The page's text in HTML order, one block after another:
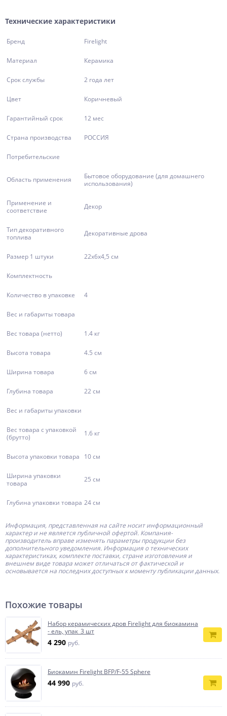
Технические характеристики
Бренд Firelight
Материал Керамика
Срок службы 2 года лет
Цвет Коричневый
Гарантийный срок 12 мес
Страна производства РОССИЯ
Потребительские
Область применения
Бытовое оборудование (для домашнего
использования)
Применение и
соответствие
Декор
Тип декоративного
топлива
Декоративные дрова
Размер 1 штуки 22х6х4,5 см
Комплектность
Количество в упаковке 4
Вес и габариты товара
Вес товара (нетто) 1.4 кг
Высота товара 4.5 см
Ширина товара 6 см
Глубина товара 22 см
Вес и габариты упаковки
Вес товара с упаковкой
(брутто)
1.6 кг
Высота упаковки товара 10 см
Ширина упаковки
товара
25 см
Глубина упаковки товара 24 см
Информация, представленная на сайте носит информационный
характер и не является публичной офертой. Компания-
производитель вправе изменять параметры продукции без
дополнительного уведомления. Информация о технических
характеристиках, комплекте поставки, стране изготовления и
внешнем виде товара может отличаться от фактической и
основывается на последних доступных к моменту публикации данных.
Похожие товары
Набор керамических дров Firelight для биокамина
- ель, упак_3 шт
4 290 руб.
Биокамин Firelight BFP/F-55 Sphere
44 990 руб.